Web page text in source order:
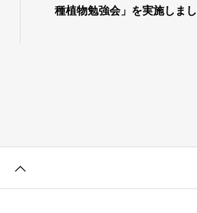
種植物勉強会」を実施しま